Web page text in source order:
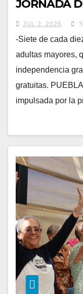
JORNADA
CATARATAS
JUL 2, 2026
-Siete de cada
adultas mayores,
independencia
gratuitas.
impulsada por la